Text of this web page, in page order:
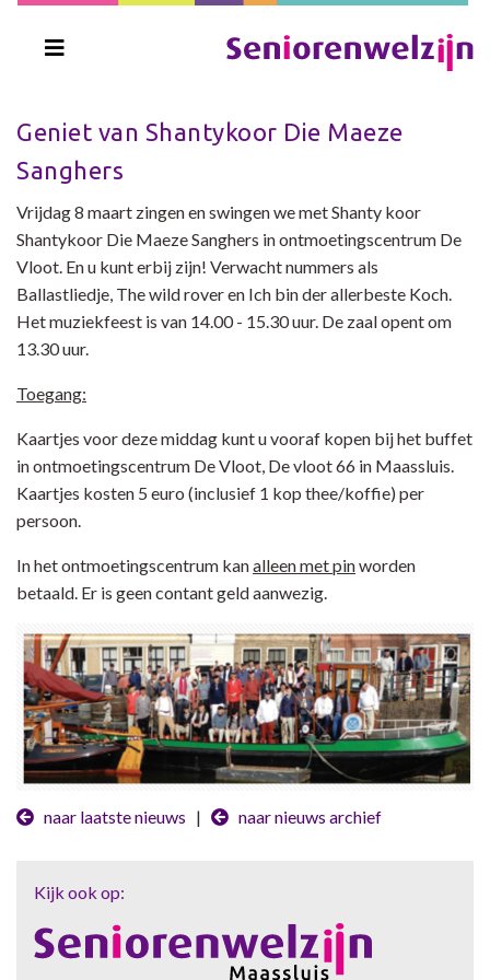
Geniet van Shantykoor Die Maeze
Sanghers
Vrijdag 8 maart zingen en swingen we met Shanty koor
Shantykoor Die Maeze Sanghers in ontmoetingscentrum De
Vloot. En u kunt erbij zijn! Verwacht nummers als
Ballastliedje, The wild rover en Ich bin der allerbeste Koch.
Het muziekfeest is van 14.00 - 15.30 uur. De zaal opent om
13.30 uur.
Toegang:
Kaartjes voor deze middag kunt u vooraf kopen bij het buffet
in ontmoetingscentrum De Vloot, De vloot 66 in Maassluis.
Kaartjes kosten 5 euro (inclusief 1 kop thee/koffie) per
persoon.
In het ontmoetingscentrum kanalleen met pinworden
betaald. Er is geen contant geld aanwezig.
naar laatste nieuws | naar nieuws archief
Kijk ook op: